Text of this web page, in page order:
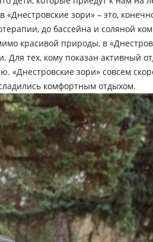
зори» – это,
до бассейна и соляной
красивой природы, в
тех, кому показан активный
«Днестровские зори» совсем
комфортным отдыхом.